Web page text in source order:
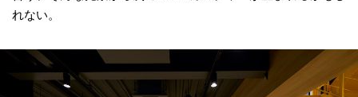
れない。